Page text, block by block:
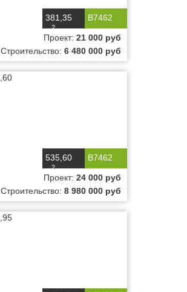
B7462
381,35
м2
Проект: 21 000 руб
Строительство: 6 480 000 руб
B7462
535,60
м2
Проект: 24 000 руб
Строительство: 8 980 000 руб